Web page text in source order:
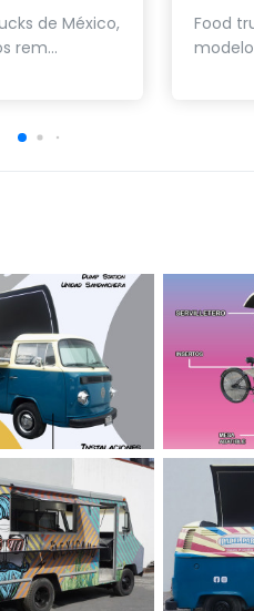
de México,
rem...
Food